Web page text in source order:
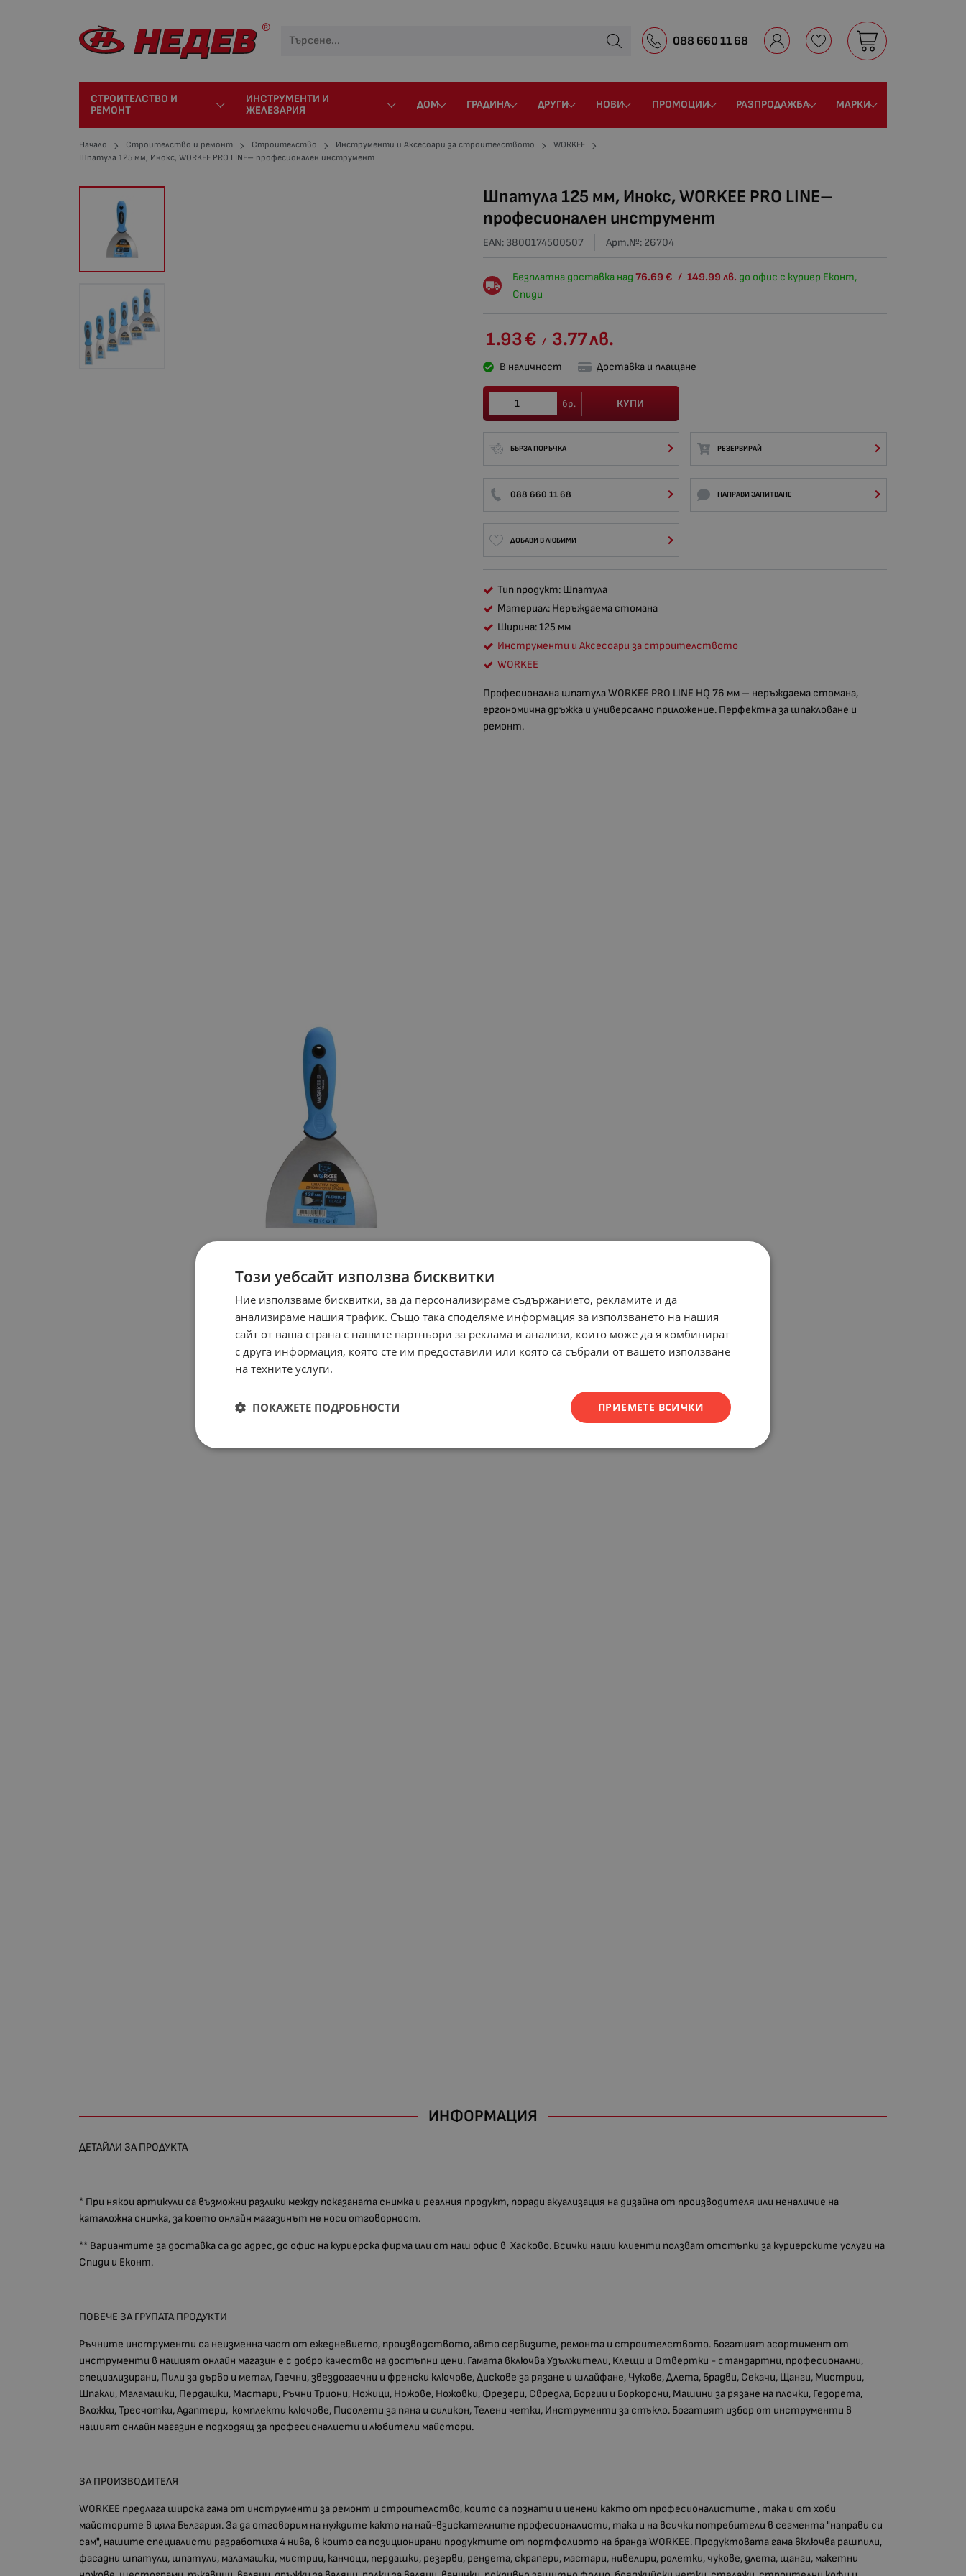
088 660 11 68
СТРОИТЕЛСТВО И
РЕМОНТ
ИНСТРУМЕНТИ И
ЖЕЛЕЗАРИЯ
ДОМ ГРАДИНА ДРУГИ НОВИ ПРОМОЦИИ РАЗПРОДАЖБА МАРКИ
Начало Строителство и ремонт Строителство Инструменти и Аксесоари за строителството
WORKEE
Шпатула 125 мм, Инокс, WORKEE PRO LINE– професионален инструмент
Шпатула 125 мм, Инокс, WORKEE PRO LINE–
професионален инструмент
EAN: 3800174500507 Арт.№: 26704
Безплатна доставка над76.69 € / 149.99 лв. до офис с куриер Еконт,
Спиди
1.93€ / 3.77лв.
В наличност Доставка и плащане
бр. КУПИ
БЪРЗА ПОРЪЧКА РЕЗЕРВИРАЙ
088 660 11 68 НАПРАВИ ЗАПИТВАНЕ
ДОБАВИ В ЛЮБИМИ
Тип продукт: Шпатула
Материал: Неръждаема стомана
Ширина: 125 мм
Инструменти и Аксесоари за строителството
WORKEE
Професионална шпатула WORKEE PRO LINE HQ 76 мм – неръждаема стомана,
ергономична дръжка и универсално приложение. Перфектна за шпакловане и
ремонт.
ИНФОРМАЦИЯ
ДЕТАЙЛИ ЗА ПРОДУКТА
* При някои артикули са възможни разлики между показаната снимка и реалния продукт, поради акуализация на дизайна от производителя или неналичие на
каталожна снимка, за което онлайн магазинът не носи отговорност.
** Вариантите за доставка са до адрес, до офис на куриерска фирма или от наш офис в Хасково. Всички наши клиенти ползват отстъпки за куриерските услуги на
Спиди и Еконт.
ПОВЕЧЕ ЗА ГРУПАТА ПРОДУКТИ
Ръчните инструменти са неизменна част от ежедневието, производството, авто сервизите, ремонта и строителството. Богатият асортимент от
инструменти в нашият онлайн магазин е с добро качество на достъпни цени. Гамата включва Удължители, Клещи и Отвертки - стандартни, професионални,
специализирани, Пили за дърво и метал, Гаечни, звездогаечни и френски ключове, Дискове за рязане и шлайфане, Чукове, Длета, Брадви, Секачи, Щанги, Мистрии,
Шпакли, Маламашки, Пердашки, Мастари, Ръчни Триони, Ножици, Ножове, Ножовки, Фрезери, Свредла, Боргии и Боркорони, Машини за рязане на плочки, Гедорета,
Вложки, Тресчотки, Адаптери, комплекти ключове, Писолети за пяна и силикон, Телени четки, Инструменти за стъкло. Богатият избор от инструменти в
нашият онлайн магазин е подходящ за професионалисти и любители майстори.
ЗА ПРОИЗВОДИТЕЛЯ
WORKEE предлага широка гама от инструменти за ремонт и строителство, които са познати и ценени както от професионалистите , така и от хоби
майсторите в цяла България. За да отговорим на нуждите както на най-взискателните професионалисти, така и на всички потребители в сегмента "направи си
сам", нашите специалисти разработиха 4 нива, в които са позиционирани продуктите от портфолиото на бранда WORKEE. Продуктовата гама включва рашпили,
фасадни шпатули, шпатули, маламашки, мистрии, канчоци, пердашки, резерви, рендета, скрапери, мастари, нивелири, ролетки, чукове, длета, щанги, макетни
Този уебсайт използва бисквитки
Ние използваме бисквитки, за да персонализираме съдържанието, рекламите и да
анализираме нашия трафик. Също така споделяме информация за използването на нашия
сайт от ваша страна с нашите партньори за реклама и анализи, които може да я комбинират
с друга информация, която сте им предоставили или която са събрали от вашето използване
на техните услуги.
ПРИЕМЕТЕ ВСИЧКИ
ПОКАЖЕТЕ ПОДРОБНОСТИ